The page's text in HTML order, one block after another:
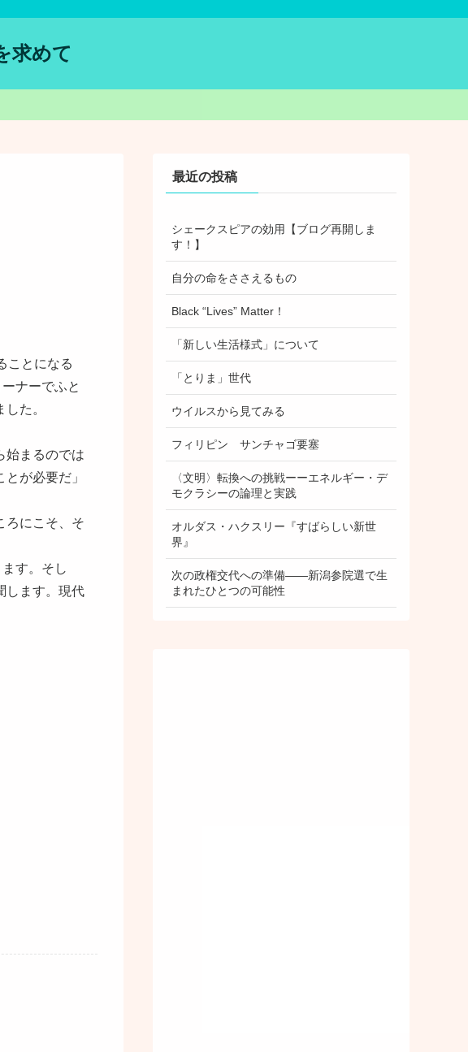
求めて
ことになる
ナーでふと
た。
始まるのでは
が必要だ」
ろにこそ、そ
す。そし
します。現代
最近の投稿
シェークスピアの効用【ブログ再開しま
す！】
自分の命をささえるもの
Black “Lives” Matter！
「新しい生活様式」について
「とりま」世代
ウイルスから見てみる
フィリピン サンチャゴ要塞
〈文明〉転換への挑戦ーーエネルギー・デ
モクラシーの論理と実践
オルダス・ハクスリー『すばらしい新世
界』
次の政権交代への準備――新潟参院選で生
まれたひとつの可能性